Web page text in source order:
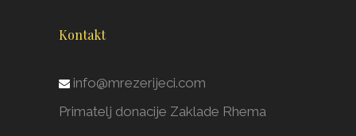
Kontakt
info@mrezerijeci.com
Primatelj donacije Zaklade Rhema